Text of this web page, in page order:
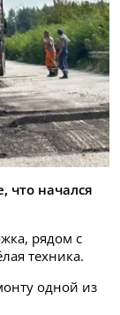
что начался
рядом с
техника.
одной из